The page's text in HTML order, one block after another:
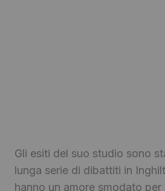
Gli esiti del suo studio sono
lunga serie di dibattiti in
hanno un amore smodato per